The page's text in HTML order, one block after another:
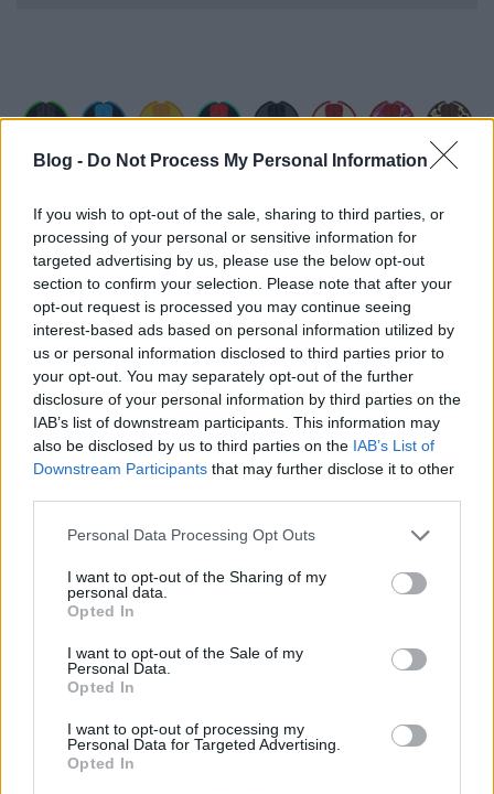
Blog - Do Not Process My Personal Information
If you wish to opt-out of the sale, sharing to third parties, or
processing of your personal or sensitive information for
targeted advertising by us, please use the below opt-out
section to confirm your selection. Please note that after your
opt-out request is processed you may continue seeing
interest-based ads based on personal information utilized by
us or personal information disclosed to third parties prior to
your opt-out. You may separately opt-out of the further
disclosure of your personal information by third parties on the
IAB’s list of downstream participants. This information may
also be disclosed by us to third parties on the IAB’s List of
Downstream Participants that may further disclose it to other
Please note that this website/app uses one or more Google
not limited to your visit or usage behaviour. You may click to
grant or deny consent to Google and its third-party tags to
use your data for below specified purposes in below Google
consent section.
Personal Data Processing Opt Outs
I want to opt-out of the Sharing of my
personal data.
Opted In
I want to opt-out of the Sale of my
Personal Data.
Opted In
I want to opt-out of processing my
Personal Data for Targeted Advertising.
Opted In